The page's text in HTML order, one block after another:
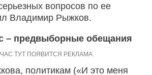
вопросов по ее
Владимир Рыжков.
– предвыборные обещания
политикам («И это меня